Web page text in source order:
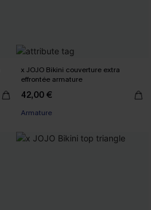
x JOJO Bikini couverture extra
effrontée armature
42,00 €
Armature